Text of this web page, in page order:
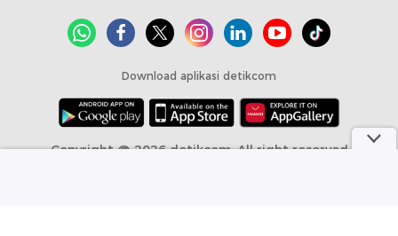
Download aplikasi detikcom
Copyright @ 2026 detikcom, All right reserved